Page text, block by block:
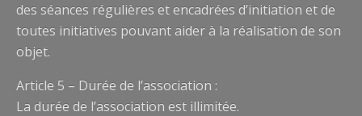
des séances régulières et encadrées d’initiation et de
toutes initiatives pouvant aider à la réalisation de son
objet.
Article 5 – Durée de l’association :
La durée de l’association est illimitée.